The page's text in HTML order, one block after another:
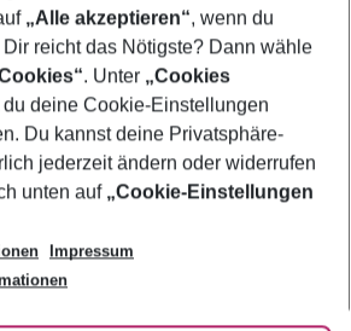
ändern
„Alle akzeptieren“, wenn du
reicht das Nötigste? Dann wähle
. Unter „Cookies
du deine Cookie-Einstellungen
Du kannst deine Privatsphäre-
jederzeit ändern oder widerrufen
unten auf „Cookie-Einstellungen
Impressum